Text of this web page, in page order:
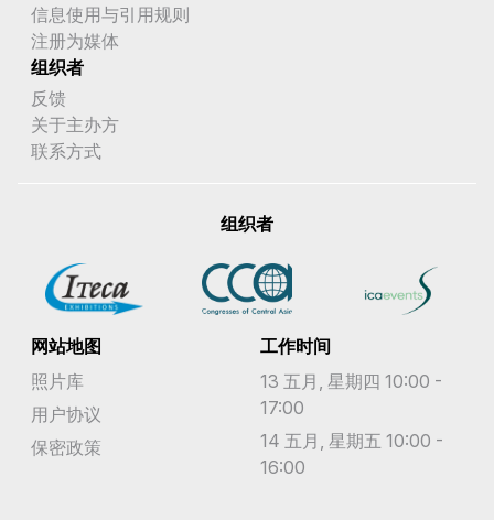
信息使用与引用规则
注册为媒体
组织者
反馈
关于主办方
联系方式
组织者
网站地图
照片库
用户协议
保密政策
工作时间
13 五月, 星期四 10:00 -
17:00
14 五月, 星期五 10:00 -
16:00